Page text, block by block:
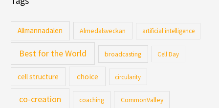
Allmännadalen Almedalsveckan artificial intelligence
Best for the World broadcasting Cell Day
cell structure choice circularity
co-creation coaching CommonValley